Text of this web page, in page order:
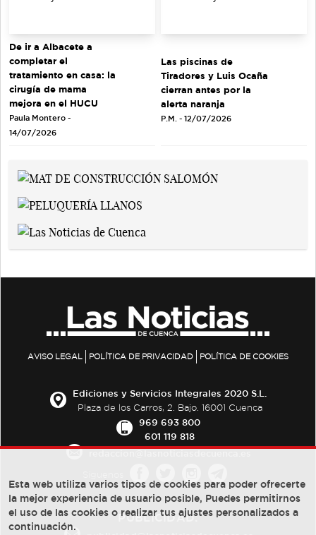
De ir a Albacete a
completar el
tratamiento en casa: la
cirugía de mama
mejora en el HUCU
Paula Montero -
14/07/2026
Las piscinas de
Tiradores y Luis Ocaña
cierran antes por la
alerta naranja
P.M. - 12/07/2026
AVISO LEGAL POLÍTICA DE PRIVACIDAD POLÍTICA DE COOKIES
Ediciones y Servicios Integrales 2020 S.L.
Plaza de los Carros, 2. Bajo. 16001 Cuenca
969 693 800
601 119 818
PUBLICIDAD:
Esta web utiliza varios tipos de cookies para poder ofrecerte
la mejor experiencia de usuario posible, Puedes permitirnos
el uso de las cookies o realizar tus ajustes personalizados a
continuación.